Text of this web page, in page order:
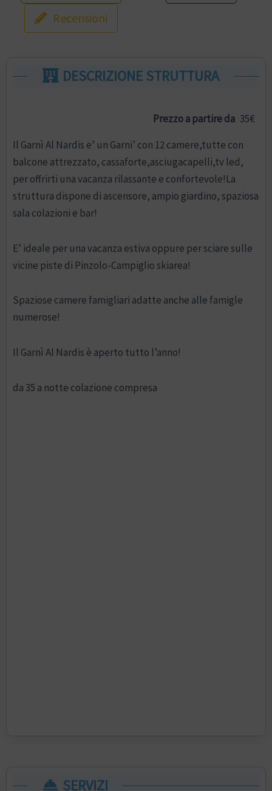
Recensioni
DESCRIZIONE STRUTTURA
Prezzo a partire da 35€
Il Garnì Al Nardis e’ un Garni’ con 12 camere,tutte con
balcone attrezzato, cassaforte,asciugacapelli,tv led,
per offrirti una vacanza rilassante e confortevole!La
struttura dispone di ascensore, ampio giardino, spaziosa
sala colazioni e bar!
E’ ideale per una vacanza estiva oppure per sciare sulle
vicine piste di Pinzolo-Campiglio skiarea!
Spaziose camere famigliari adatte anche alle famigle
numerose!
Il Garnì Al Nardis è aperto tutto l’anno!
da 35 a notte colazione compresa
SERVIZI